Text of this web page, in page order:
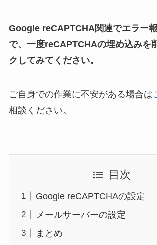
Google reCAPTCHA関連でエラー
で、一度reCAPTCHAの埋め込みを
クしてみてください。
ご自身での作業に不安がある場合は
相談ください。
目次
Google reCAPTCHAの設定
メールサーバーの設定
まとめ